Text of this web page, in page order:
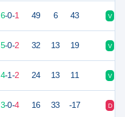
6-0-1 49 6 43 V
5-0-2 32 13 19 V
4-1-2 24 13 11 V
3-0-4 16 33 -17 D